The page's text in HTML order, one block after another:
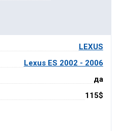
LEXUS
Lexus ES 2002 - 2006
да
115$